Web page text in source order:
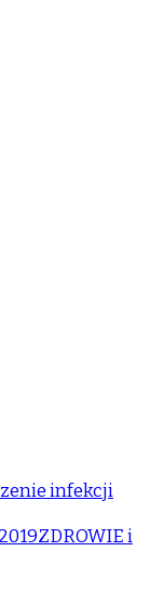
infekcji
ZDROWIE i